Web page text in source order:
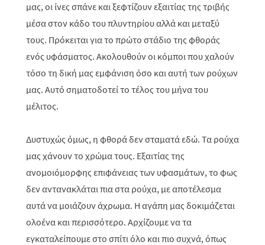
μας, οι ίνες σπάνε και ξεφτίζουν εξαιτίας της τριβής
μέσα στον κάδο του πλυντηρίου αλλά και μεταξύ
τους. Πρόκειται για το πρώτο στάδιο της φθοράς
ενός υφάσματος. Ακολουθούν οι κόμποι που χαλούν
τόσο τη δική μας εμφάνιση όσο και αυτή των ρούχων
μας. Αυτό σηματοδοτεί το τέλος του μήνα του
μέλιτος.
Δυστυχώς όμως, η φθορά δεν σταματά εδώ. Τα ρούχα
μας χάνουν το χρώμα τους. Εξαιτίας της
ανομοιόμορφης επιφάνειας των υφασμάτων, το φως
δεν αντανακλάται πια στα ρούχα, με αποτέλεσμα
αυτά να μοιάζουν άχρωμα. Η αγάπη μας δοκιμάζεται
ολοένα και περισσότερο. Αρχίζουμε να τα
εγκαταλείπουμε στο σπίτι όλο και πιο συχνά, όπως